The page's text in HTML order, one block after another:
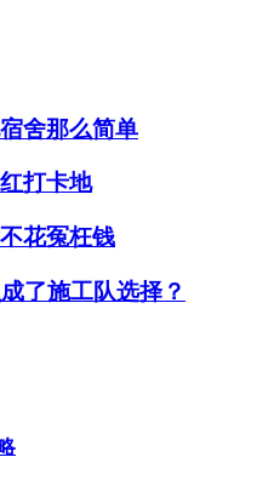
舍那么简单
打卡地
花冤枉钱
了施工队选择？